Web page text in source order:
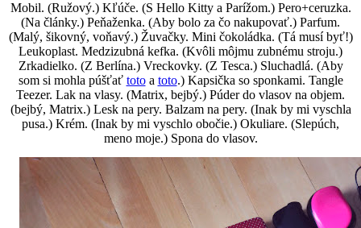
Mobil. (Ružový.) Kľúče. (S Hello Kitty a Parížom.) Pero+ceruzka.
(Na články.) Peňaženka. (Aby bolo za čo nakupovať.) Parfum.
(Malý, šikovný, voňavý.) Žuvačky. Mini čokoládka. (Tá musí byť!)
Leukoplast. Medzizubná kefka. (Kvôli môjmu zubnému stroju.)
Zrkadielko. (Z Berlína.) Vreckovky. (Z Tesca.) Sluchadlá. (Aby
som si mohla púšťať totoa toto.) Kapsička so sponkami. Tangle
Teezer. Lak na vlasy. (Matrix, bejbý.) Púder do vlasov na objem.
(bejbý, Matrix.) Lesk na pery. Balzam na pery. (Inak by mi vyschla
pusa.) Krém. (Inak by mi vyschlo obočie.) Okuliare. (Slepúch,
meno moje.) Spona do vlasov.